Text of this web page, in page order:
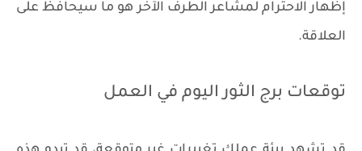
إظهار الاحترام لمشاعر الطرف الآخر هو ما سيحافظ على
العلاقة.
توقعات برج الثور اليوم في العمل